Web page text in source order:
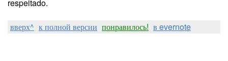
respeitado.
вверх^ к полной версии понравилось! в evernote